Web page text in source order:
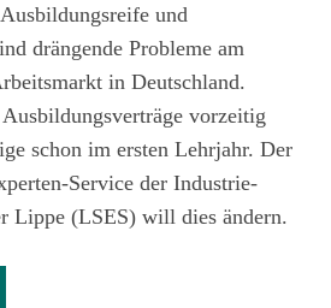
und
drängende Probleme am
in Deutschland.
vorzeitig
schon im ersten Lehrjahr. Der
Service der Industrie-
Lippe (LSES) will dies ändern.